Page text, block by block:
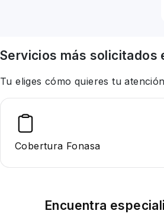
Servicios más solicitados
Tu eliges cómo quieres tu
Cobertura Fonasa
Encuentra